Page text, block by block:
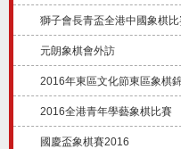
獅子會長青盃全港中國象棋
元朗象棋會外訪
2016年東區文化節東區象棋
2016全港青年學藝象棋比賽
國慶盃象棋賽2016